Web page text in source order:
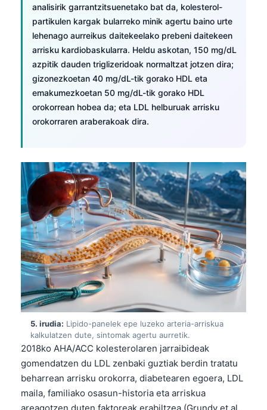
analisirik garrantzitsuenetako bat da, kolesterol-
partikulen kargak bularreko minik agertu baino urte
lehenago aurreikus daitekeelako prebeni daitekeen
arrisku kardiobaskularra. Heldu askotan, 150 mg/dL
azpitik dauden triglizeridoak normaltzat jotzen dira;
gizonezkoetan 40 mg/dL-tik gorako HDL eta
emakumezkoetan 50 mg/dL-tik gorako HDL
orokorrean hobea da; eta LDL helburuak arrisku
orokorraren araberakoak dira.
5. irudia: Lipido-panelek epe luzeko arteria-arriskua
kalkulatzen dute, sintomak agertu aurretik.
2018ko AHA/ACC kolesterolaren jarraibideak
gomendatzen du LDL zenbaki guztiak berdin tratatu
beharrean arrisku orokorra, diabetearen egoera, LDL
maila, familiako osasun-historia eta arriskua
areagotzen duten faktoreak erabiltzea (Grundy et al.,
Occitan
Afrikaans
Монгол
ພາສາລາວ
Basa Jawa
Cebuano
ئۇيغۇرچە
Кыргызча
Татар теле
Беларуская мова
Esperanto
Norsk bokmål